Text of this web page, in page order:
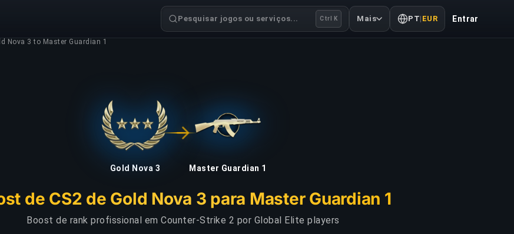
Pesquisar jogos ou serviços... Ctrl K Mais PT| EUR Entrar
Nova 3 to Master Guardian 1
Gold Nova 3 Master Guardian 1
de CS2 de Gold Nova 3 para Master Guardian 1
Boost de rank profissional em Counter-Strike 2 por Global Elite players